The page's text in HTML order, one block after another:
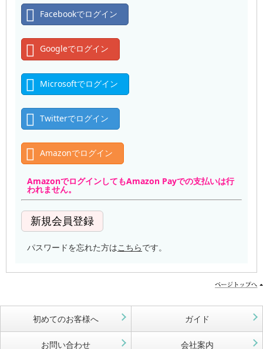
Facebookでログイン
Googleでログイン
Microsoftでログイン
Twitterでログイン
Amazonでログイン
AmazonでログインしてもAmazon Payでの支払いは行
われません。
パスワードを忘れた方はこちらです。
初めてのお客様へ ガイド
お問い合わせ 会社案内